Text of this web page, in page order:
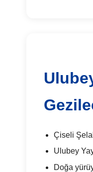
Çiseli
Ulubey
Doğa